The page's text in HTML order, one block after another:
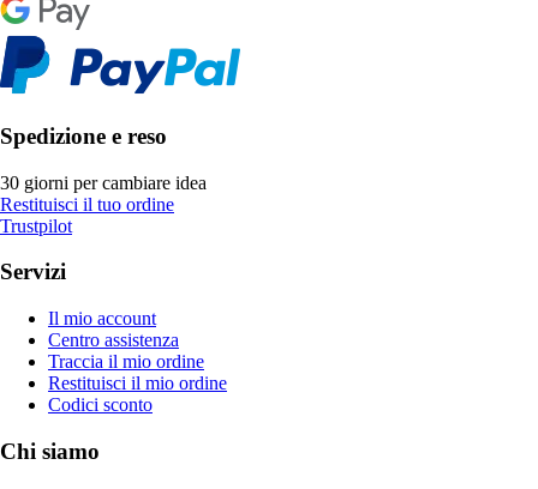
Spedizione e reso
30 giorni per cambiare idea
Restituisci il tuo ordine
Trustpilot
Servizi
Il mio account
Centro assistenza
Traccia il mio ordine
Restituisci il mio ordine
Codici sconto
Chi siamo